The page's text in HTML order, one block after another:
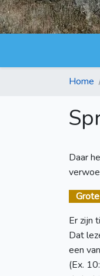
Home
Daar
Er zijn
Dat
een
(Ex.